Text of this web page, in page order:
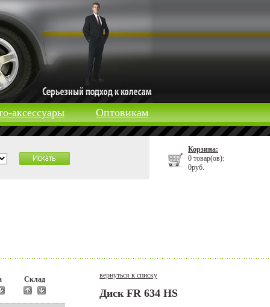
аксессуары Оптовикам
Корзина:
0 товар(ов):
0руб.
Склад вернуться к списку
Диск FR 634 HS